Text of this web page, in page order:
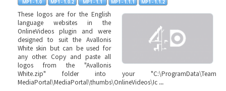
These logos are for the English
language websites in the
OnlineVideos plugin and were
designed to suit the Avallonis
White skin but can be used for
any other. Copy and paste all
logos from the "Avallonis
White.zip" folder into your "C:\ProgramData\Team
MediaPortal\MediaPortal\thumbs\OnlineVideos\Ic ...